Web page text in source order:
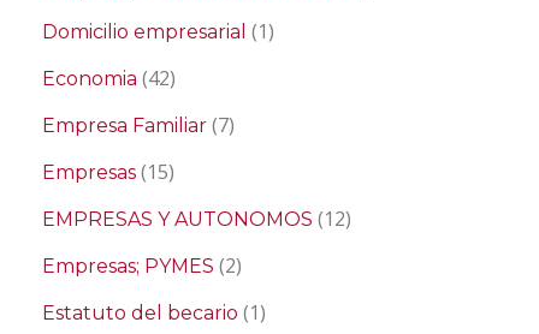
Domicilio empresarial (1)
Economia (42)
Empresa Familiar (7)
Empresas (15)
EMPRESAS Y AUTONOMOS (12)
Empresas; PYMES (2)
Estatuto del becario (1)